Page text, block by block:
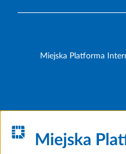
Miejska Platforma
Miejska